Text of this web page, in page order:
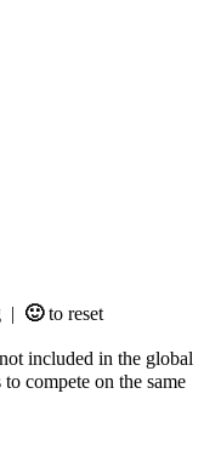
| 🙂to reset
included in the global
compete on the same